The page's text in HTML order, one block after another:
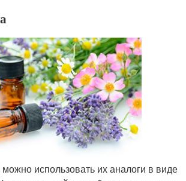
использовать их аналоги в виде